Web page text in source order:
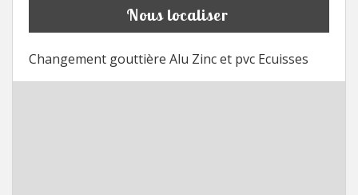
Nous localiser
Changement gouttière Alu Zinc et pvc Ecuisses